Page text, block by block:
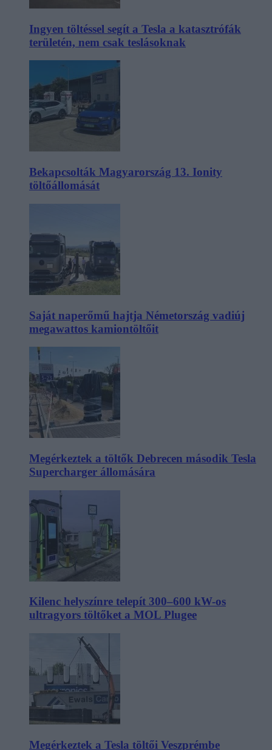
Ingyen töltéssel segít a Tesla a katasztrófák
területén, nem csak teslásoknak
Bekapcsolták Magyarország 13. Ionity
töltőállomását
Saját naperőmű hajtja Németország vadiúj
megawattos kamiontöltőit
Megérkeztek a töltők Debrecen második Tesla
Supercharger állomására
Kilenc helyszínre telepít 300–600 kW-os
ultragyors töltőket a MOL Plugee
Megérkeztek a Tesla töltői Veszprémbe